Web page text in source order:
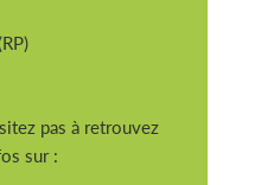
pas à retrouvez
sur :